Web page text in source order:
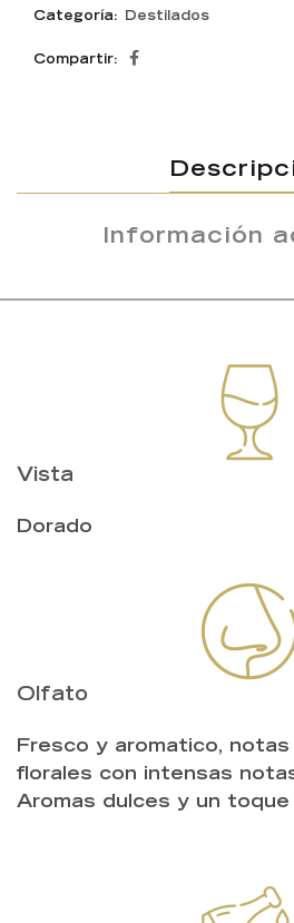
Categoría: Destilados
Compartir
Información
Vista
Dorado
Olfato
Fresco y aromatico,
florales con intensas
Aromas dulces y un toque